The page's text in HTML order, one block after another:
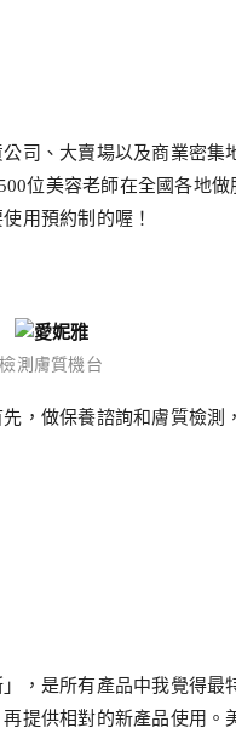
司、大賣場以及商業密
位美容老師在全國各地
用預約制的喔！
檢測膚質機台
，做保養諮詢和膚質檢
，是所有產品中我覺得最
提供相對的新產品使用